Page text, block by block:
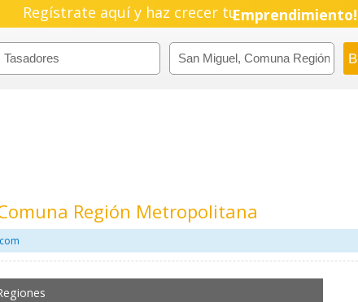
Regístrate aquí y haz crecer tuPyme!
Emprendimiento!
Región Metropolitana